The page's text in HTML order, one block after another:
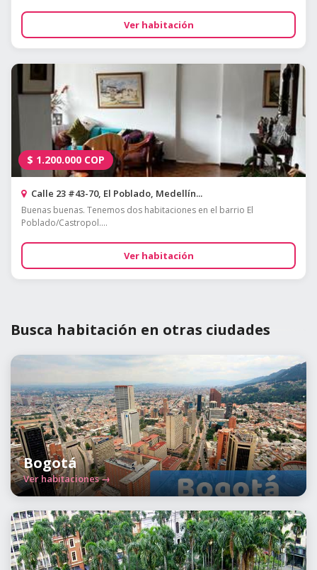
Ver habitación
$ 1.200.000 COP
Calle 23 #43-70, El Poblado, Medellín...
Buenas buenas. Tenemos dos habitaciones en el barrio El
Poblado/Castropol....
Ver habitación
Busca habitación en otras ciudades
Bogotá
Ver habitaciones →